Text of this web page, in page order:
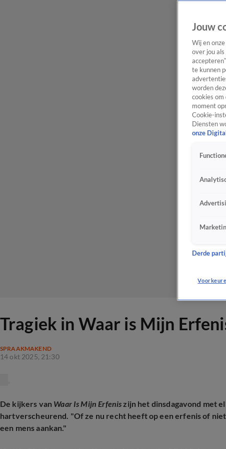
Tragiek in Waar is Mijn
SPRAAKMAKEND
14 okt 2025, 21:30
De kijkers van Waar Is Mijn Erfeniszijn het dinsdagavond met
hartverscheurend. "Of ze nu recht heeft op een erfenis of
een mens aankan."
Jouw
Wij en onze
over jou
te kunnen
worden
cookies
moment
Cookie-
Diensten
onze
Derde